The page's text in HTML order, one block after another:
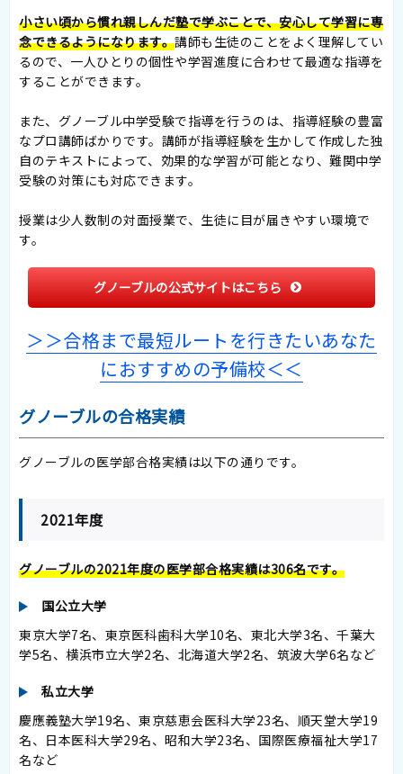
小さい頃から慣れ親しんだ塾で学ぶことで、安心して学習に専
念できるようになります。講師も生徒のことをよく理解してい
るので、一人ひとりの個性や学習進度に合わせて最適な指導を
することができます。
また、グノーブル中学受験で指導を行うのは、指導経験の豊富
なプロ講師ばかりです。講師が指導経験を生かして作成した独
自のテキストによって、効果的な学習が可能となり、難関中学
受験の対策にも対応できます。
授業は少人数制の対面授業で、生徒に目が届きやすい環境で
す。
グノーブルの公式サイトはこちら
＞＞合格まで最短ルートを行きたいあなた
におすすめの予備校＜＜
グノーブルの合格実績
グノーブルの医学部合格実績は以下の通りです。
2021年度
グノーブルの2021年度の医学部合格実績は306名です。
国公立大学
東京大学7名、東京医科歯科大学10名、東北大学3名、千葉大
学5名、横浜市立大学2名、北海道大学2名、筑波大学6名など
私立大学
慶應義塾大学19名、東京慈恵会医科大学23名、順天堂大学19
名、日本医科大学29名、昭和大学23名、国際医療福祉大学17
名など